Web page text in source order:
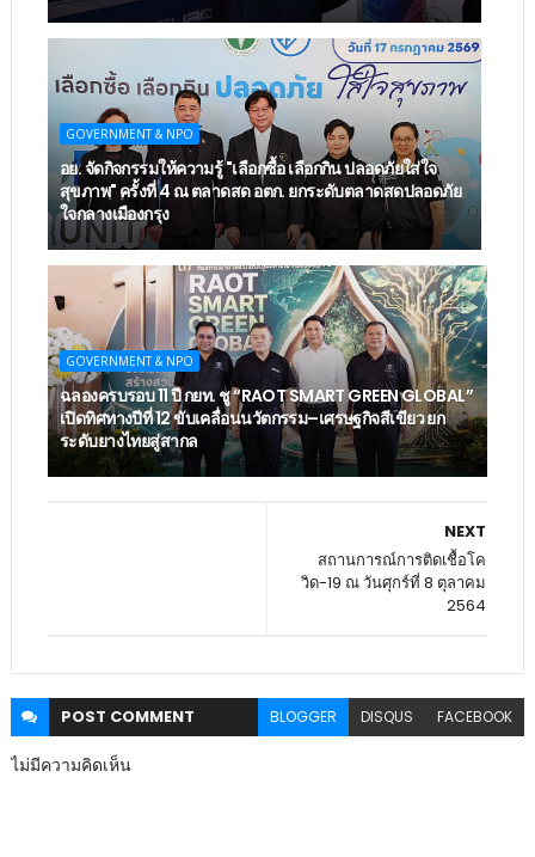
GOVERNMENT & NPO
อย. จัดกิจกรรมให้ความรู้ "เลือกซื้อ เลือกกิน ปลอดภัยใส่ใจ
สุขภาพ" ครั้งที่ 4 ณ ตลาดสด อตก. ยกระดับตลาดสดปลอดภัย
ใจกลางเมืองกรุง
GOVERNMENT & NPO
ฉลองครบรอบ 11 ปี กยท. ชู “RAOT SMART GREEN GLOBAL”
เปิดทิศทางปีที่ 12 ขับเคลื่อนนวัตกรรม–เศรษฐกิจสีเขียว ยก
ระดับยางไทยสู่สากล
NEXT
สถานการณ์การติดเชื้อโค
วิด-19 ณ วันศุกร์ที่ 8 ตุลาคม
2564
POST COMMENT BLOGGER DISQUS FACEBOOK
ไม่มีความคิดเห็น